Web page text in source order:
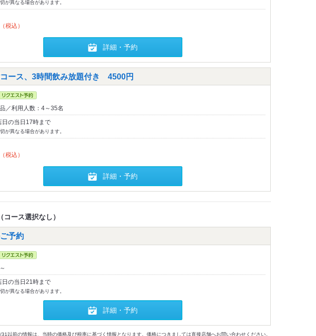
が異なる場合があります。
（税込）
詳細・予約
ース、3時間飲み放題付き 4500円
／利用人数：4～35名
日の当日17時まで
が異なる場合があります。
（税込）
詳細・予約
コース選択なし）
予約
日の当日21時まで
が異なる場合があります。
詳細・予約
以前の情報は、当時の価格及び税率に基づく情報となります。価格につきましては直接店舗へお問い合わせください。